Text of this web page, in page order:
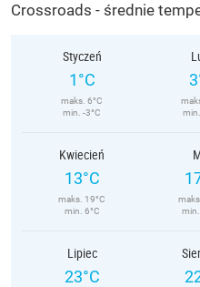
Crossroads - średnie
Styczeń
1°C
maks. 6°C
min. -3°C
Kwiecień
13°C
maks. 19°C
min. 6°C
min.
Lipiec
23°C